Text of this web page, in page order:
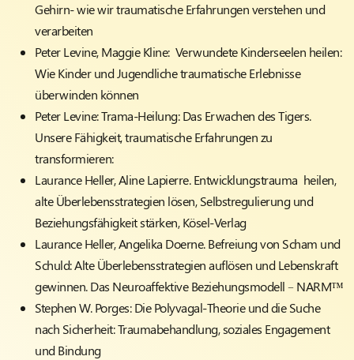
Gehirn- wie wir traumatische Erfahrungen verstehen und
verarbeiten
Peter Levine, Maggie Kline: Verwundete Kinderseelen heilen:
Wie Kinder und Jugendliche traumatische Erlebnisse
überwinden können
Peter Levine: Trama-Heilung: Das Erwachen des Tigers.
Unsere Fähigkeit, traumatische Erfahrungen zu
transformieren:
Laurance Heller, Aline Lapierre. Entwicklungstrauma heilen,
alte Überlebensstrategien lösen, Selbstregulierung und
Beziehungsfähigkeit stärken, Kösel-Verlag
Laurance Heller, Angelika Doerne.Befreiung von Scham und
Schuld: Alte Überlebensstrategien auflösen und Lebenskraft
gewinnen. Das Neuroaffektive Beziehungsmodell – NARM™
Stephen W. Porges: Die Polyvagal-Theorie und die Suche
nach Sicherheit: Traumabehandlung, soziales Engagement
und Bindung